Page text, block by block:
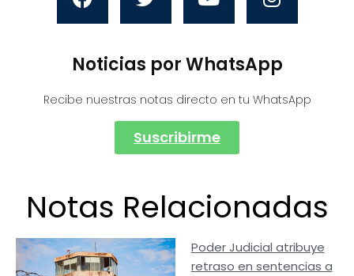
Noticias por WhatsApp
Recibe nuestras notas directo en tu WhatsApp
Suscribirme
Notas Relacionadas
Poder Judicial atribuye
retraso en sentencias a